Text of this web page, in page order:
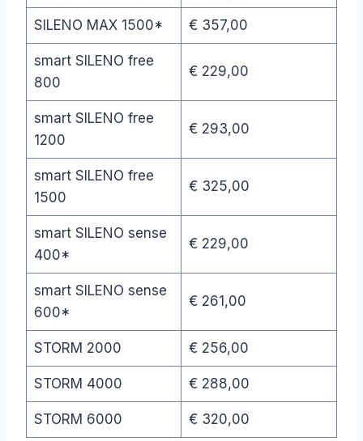
SILENO MAX 1500* € 357,00
smart SILENO free
800
€ 229,00
smart SILENO free
1200
€ 293,00
smart SILENO free
1500
€ 325,00
smart SILENO sense
400*
€ 229,00
smart SILENO sense
600*
€ 261,00
STORM 2000 € 256,00
STORM 4000 € 288,00
STORM 6000 € 320,00